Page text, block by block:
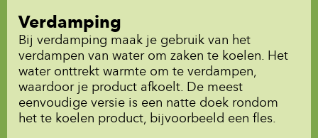
Verdamping
Bij verdamping maak je gebruik van het
verdampen van water om zaken te koelen. Het
water onttrekt warmte om te verdampen,
waardoor je product afkoelt. De meest
eenvoudige versie is een natte doek rondom
het te koelen product, bijvoorbeeld een fles.